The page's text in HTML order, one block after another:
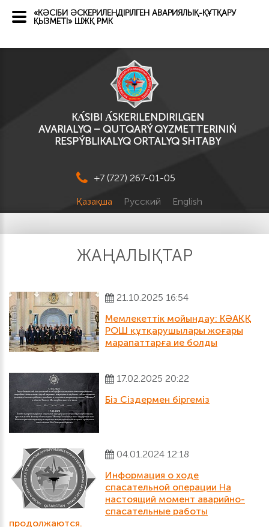
KА́SІBI А́SKERILENDIRILGEN
AVARIALYQ – QUTQARÝ QYZMETTERINIŃ
RESPÝBLIKALYQ ORTALYQ SHTABY
+7 (727) 267-01-05
Қазақша Русский English
ЖАҢАЛЫҚТАР
21.10.2025 16:54
Мемлекеттік мойындау: КӘАҚҚ
РОШ құтқарушылары жоғары
марапаттарға ие болды
17.02.2025 20:22
Біз Сіздермен біргеміз
04.01.2024 12:18
Информация о ходе
спасательной операции На
настоящий момент аварийно-
спасательные работы
продолжаются.
«КӘСІБИ ӘСКЕРИЛЕНДІРІЛГЕН АВАРИЯЛЫҚ-ҚҰТҚАРУ
ҚЫЗМЕТІ» ШЖҚ РМК